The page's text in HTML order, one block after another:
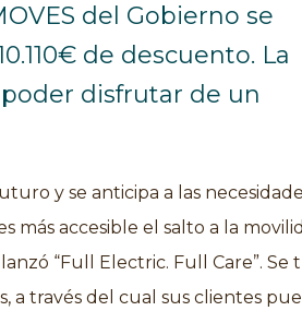
del Gobierno se
de descuento. La
disfrutar de un
y se anticipa a las
más accesible el salto a la
“Full Electric. Full Care”. Se
a través del cual sus clientes